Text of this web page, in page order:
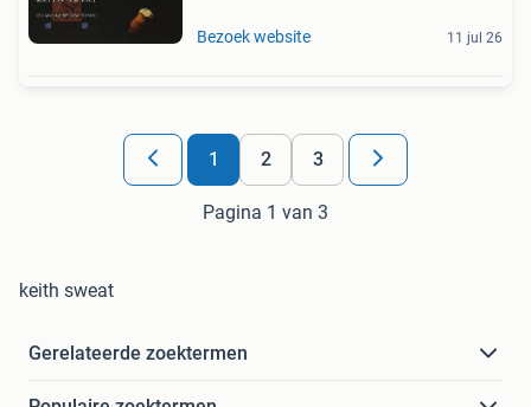
Bezoek website 11 jul 26
1 2 3
Pagina 1 van 3
keith sweat
Gerelateerde zoektermen